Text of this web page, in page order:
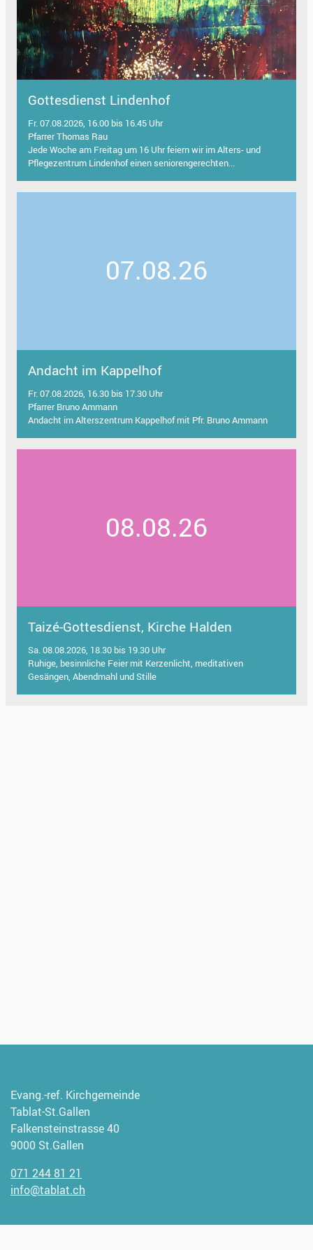
Gottesdienst Lindenhof
Fr. 07.08.2026, 16.00 bis 16.45 Uhr
Pfarrer Thomas Rau
Jede Woche am Freitag um 16 Uhr feiern wir im Alters- und
Pflegezentrum Lindenhof einen seniorengerechten...
07.08.26
Andacht im Kappelhof
Fr. 07.08.2026, 16.30 bis 17.30 Uhr
Pfarrer Bruno Ammann
Andacht im Alterszentrum Kappelhof mit Pfr. Bruno Ammann
08.08.26
Taizé-Gottesdienst, Kirche Halden
Sa. 08.08.2026, 18.30 bis 19.30 Uhr
Ruhige, besinnliche Feier mit Kerzenlicht, meditativen
Gesängen, Abendmahl und Stille
Evang.-ref. Kirchgemeinde
Tablat-St.Gallen
Falkensteinstrasse 40
9000 St.Gallen
071 244 81 21
info@tablat.ch